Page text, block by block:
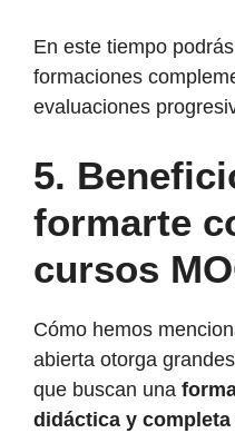
En este tiempo
formaciones
evaluaciones
5.
formarte
cursos
Cómo hemos
abierta otorga
que buscan una
didáctica y